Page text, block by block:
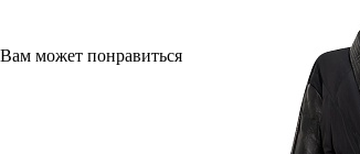
Вам может понравиться